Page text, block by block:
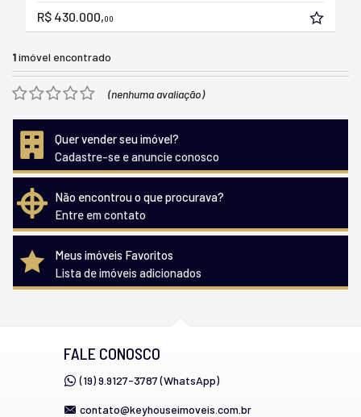
R$ 430.000,00
1imóvel encontrado
(nenhuma avaliação)
Quer vender seu imóvel?
Cadastre-se e anuncie conosco
Não encontrou o que procurava?
Entre em contato
Meus imóveis Favoritos
Lista de imóveis adicionados
FALE CONOSCO
(19) 9.9127-3787 (WhatsApp)
contato@keyhouseimoveis.com.br